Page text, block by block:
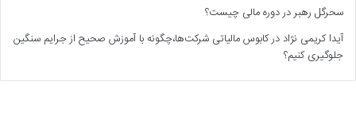
سحرگل رهبردردوره مالی چیست؟
آیدا کریمی نژاد درکابوس مالیاتی شرکت‌ها،چگونه با آموزش صحیح از جرایم سنگین
جلوگیری کنیم؟